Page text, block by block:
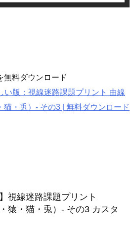
無料ダウンロード
い版：視線迷路課題プリント 曲線
猫・兎）- その3 | 無料ダウンロード
視線迷路課題プリント
猿・猫・兎）- その3 カスタ